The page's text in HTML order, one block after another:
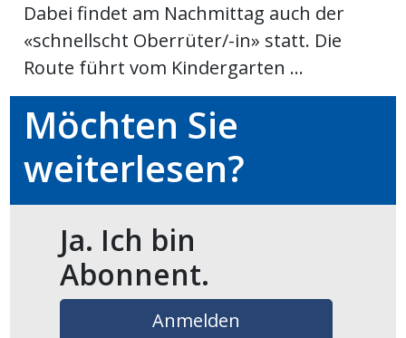
Auw
Dabei findet am Nachmittag auch der
«schnellscht Oberrüter/-in» statt. Die
Route führt vom Kindergarten ...
Möchten Sie
weiterlesen?
Ja. Ich bin
Abonnent.
Anmelden